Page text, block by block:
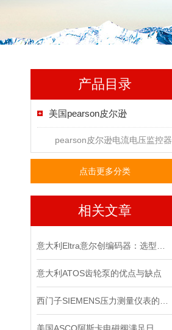
产品目录
美国pearson皮尔逊
pearson皮尔逊电流电压监控器
点击更多分类
相关文章
意大利ATOS齿轮泵的优点与缺点